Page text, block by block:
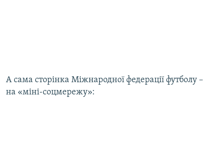
А сама сторінка Міжнародної федерації футболу –
на «міні-соцмережу»: